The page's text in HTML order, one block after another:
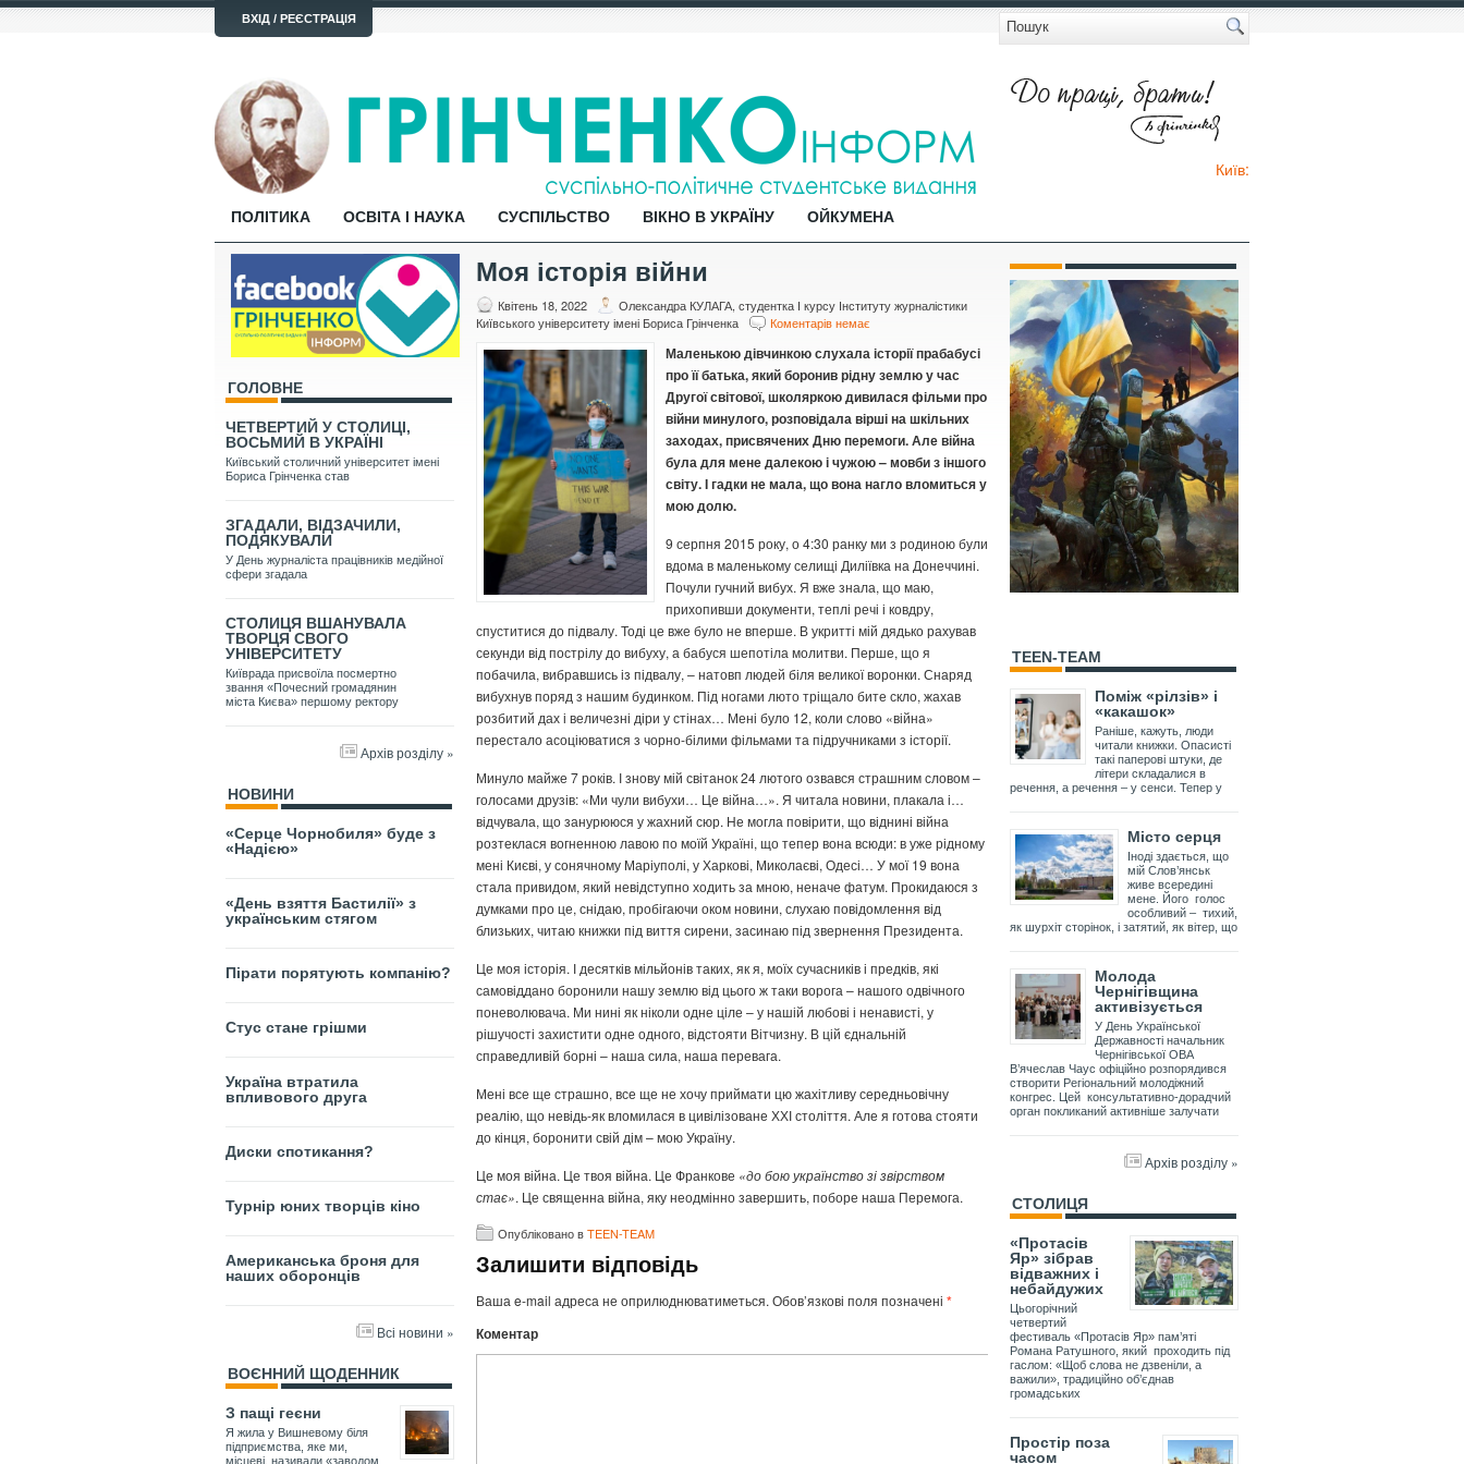
ВХІД / РЕЄСТРАЦІЯ
Київ:
ПОЛІТИКА ОСВІТА І НАУКА СУСПІЛЬСТВО ВІКНО В УКРАЇНУ ОЙКУМЕНА
ГОЛОВНЕ
ЧЕТВЕРТИЙ У СТОЛИЦІ,
ВОСЬМИЙ В УКРАЇНІ
Київський столичний університет імені
Бориса Грінченка став
ЗГАДАЛИ, ВІДЗАЧИЛИ,
ПОДЯКУВАЛИ
У День журналіста працівників медійної
сфери згадала
СТОЛИЦЯ ВШАНУВАЛА
ТВОРЦЯ СВОГО
УНІВЕРСИТЕТУ
Київрада присвоїла посмертно
звання «Почесний громадянин
міста Києва» першому ректору
Архів розділу »
НОВИНИ
«Серце Чорнобиля» буде з
«Надією»
«День взяття Бастилії» з
українським стягом
Пірати порятують компанію?
Стус стане грішми
Україна втратила
впливового друга
Диски спотикання?
Турнір юних творців кіно
Американська броня для
наших оборонців
Всі новини »
ВОЄННИЙ ЩОДЕННИК
З пащі геєни
Я жила у Вишневому біля
підприємства, яке ми,
місцеві, називали «заводом
Моя історія війни
Квітень 18, 2022
Олександра КУЛАГА, студентка І курсу Інституту журналістики
Київського університету імені Бориса Грінченка
Коментарів немає
Маленькою дівчинкою слухала історії прабабусі
про її батька, який боронив рідну землю у час
Другої світової, школяркою дивилася фільми про
війни минулого, розповідала вірші на шкільних
заходах, присвячених Дню перемоги. Але війна
була для мене далекою і чужою – мовби з іншого
світу. І гадки не мала, що вона нагло вломиться у
мою долю.
9 серпня 2015 року, о 4:30 ранку ми з родиною були
вдома в маленькому селищі Диліївка на Донеччині.
Почули гучний вибух. Я вже знала, що маю,
прихопивши документи, теплі речі і ковдру,
спуститися до підвалу. Тоді це вже було не вперше. В укритті мій дядько рахував
секунди від пострілу до вибуху, а бабуся шепотіла молитви. Перше, що я
побачила, вибравшись із підвалу, – натовп людей біля великої воронки. Снаряд
вибухнув поряд з нашим будинком. Під ногами люто тріщало бите скло, жахав
розбитий дах і величезні діри у стінах… Мені було 12, коли слово «війна»
перестало асоціюватися з чорно-білими фільмами та підручниками з історії.
Минуло майже 7 років. І знову мій світанок 24 лютого озвався страшним словом –
голосами друзів: «Ми чули вибухи… Це війна…». Я читала новини, плакала і…
відчувала, що занурююся у жахний сюр. Не могла повірити, що віднині війна
розтеклася вогненною лавою по моїй Україні, що тепер вона всюди: в уже рідному
мені Києві, у сонячному Маріуполі, у Харкові, Миколаєві, Одесі… У мої 19 вона
стала привидом, який невідступно ходить за мною, неначе фатум. Прокидаюся з
думками про це, снідаю, пробігаючи оком новини, слухаю повідомлення від
близьких, читаю книжки під виття сирени, засинаю під звернення Президента.
Це моя історія. І десятків мільйонів таких, як я, моїх сучасників і предків, які
самовіддано боронили нашу землю від цього ж таки ворога – нашого одвічного
поневолювача. Ми нині як ніколи одне ціле – у нашій любові і ненависті, у
рішучості захистити одне одного, відстояти Вітчизну. В цій єднальній
справедливій борні – наша сила, наша перевага.
Мені все ще страшно, все ще не хочу приймати цю жахітливу середньовічну
реалію, що невідь-як вломилася в цивілізоване ХХІ століття. Але я готова стояти
до кінця, боронити свій дім – мою Україну.
Це моя війна. Це твоя війна. Це Франкове «до бою українство зі звірством
стає». Це священна війна, яку неодмінно завершить, поборе наша Перемога.
Опубліковано вTEEN-TEAM
Залишити відповідь
Ваша e-mail адреса не оприлюднюватиметься. Обов’язкові поля позначені *
Коментар
TEEN-TEAM
Поміж «рілзів» і
«какашок»
Раніше, кажуть, люди
читали книжки. Опасисті
такі паперові штуки, де
літери складалися в
речення, а речення – у сенси. Тепер у
Місто серця
Іноді здається, що
мій Слов’янськ
живе всередині
мене. Його голос
особливий – тихий,
як шурхіт сторінок, і затятий, як вітер, що
Молода
Чернігівщина
активізується
У День Української
Державності начальник
Чернігівської ОВА
В’ячеслав Чаус офіційно розпорядився
створити Регіональний молодіжний
конгрес. Цей консультативно-дорадчий
орган покликаний активніше залучати
Архів розділу »
СТОЛИЦЯ
«Протасів
Яр» зібрав
відважних і
небайдужих
Цьогорічний
четвертий
фестиваль «Протасів Яр» пам’яті
Романа Ратушного, який проходить під
гаслом: «Щоб слова не дзвеніли, а
важили», традиційно об’єднав
громадських
Простір поза
часом